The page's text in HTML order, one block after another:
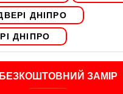
ДНІПРО
ДНІПРО
ЗАМІР